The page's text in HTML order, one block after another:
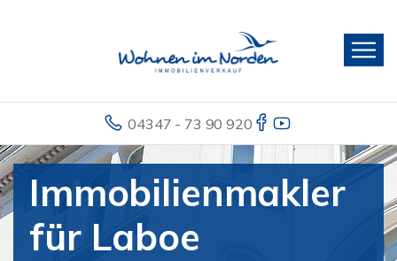
04347 - 73 90 920
Immobilienmakler
für Laboe